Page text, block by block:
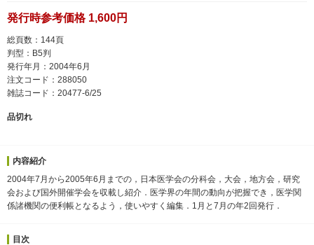
発行時参考価格 1,600円
総頁数：144頁
判型：B5判
発行年月：2004年6月
注文コード：288050
雑誌コード：20477-6/25
品切れ
内容紹介
2004年7月から2005年6月までの，日本医学会の分科会，大会，地方会，研究
会および国外開催学会を収載し紹介．医学界の年間の動向が把握でき，医学関
係諸機関の便利帳となるよう，使いやすく編集．1月と7月の年2回発行．
目次